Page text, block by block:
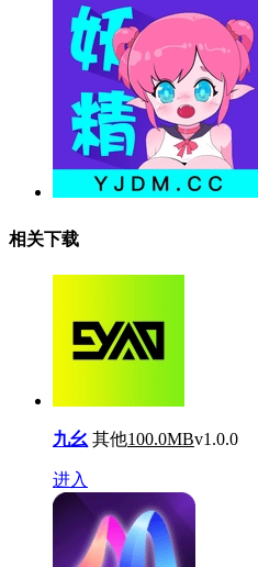
相关下载
九幺 其他100.0MBv1.0.0
进入